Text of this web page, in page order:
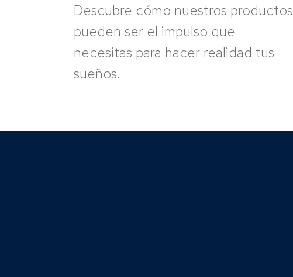
Descubre cómo nuestros productos
pueden ser el impulso que
necesitas para hacer realidad tus
sueños.